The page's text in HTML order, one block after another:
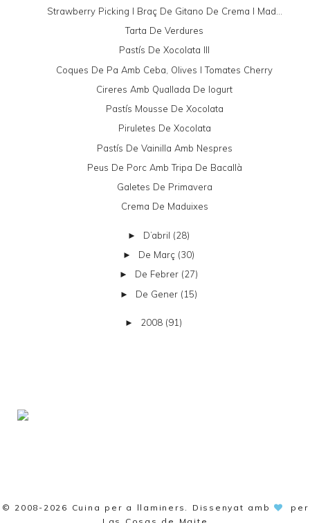
Strawberry Picking I Braç De Gitano De Crema I Mad...
Tarta De Verdures
Pastís De Xocolata III
Coques De Pa Amb Ceba, Olives I Tomates Cherry
Cireres Amb Quallada De Iogurt
Pastís Mousse De Xocolata
Piruletes De Xocolata
Pastís De Vainilla Amb Nespres
Peus De Porc Amb Tripa De Bacallà
Galetes De Primavera
Crema De Maduixes
► D’abril (28)
► De Març (30)
► De Febrer (27)
► De Gener (15)
► 2008 (91)
© 2008-2026 Cuina per a llaminers . Dissenyat amb
per